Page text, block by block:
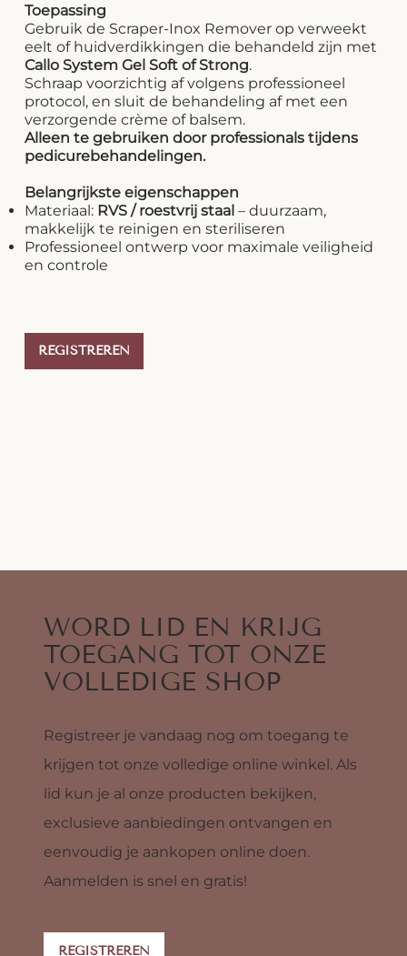
Toepassing
Gebruik de Scraper-Inox Remover op verweekt
eelt of huidverdikkingen die behandeld zijn met
Callo System Gel Soft of Strong.
Schraap voorzichtig af volgens professioneel
protocol, en sluit de behandeling af met een
verzorgende crème of balsem.
Alleen te gebruiken door professionals tijdens
pedicurebehandelingen.
Belangrijkste eigenschappen
Materiaal: RVS / roestvrij staal – duurzaam,
makkelijk te reinigen en steriliseren
Professioneel ontwerp voor maximale veiligheid
en controle
REGISTREREN
WORD LID EN KRIJG
TOEGANG TOT ONZE
VOLLEDIGE SHOP
Registreer je vandaag nog om toegang te
krijgen tot onze volledige online winkel. Als
lid kun je al onze producten bekijken,
exclusieve aanbiedingen ontvangen en
eenvoudig je aankopen online doen.
Aanmelden is snel en gratis!
REGISTREREN